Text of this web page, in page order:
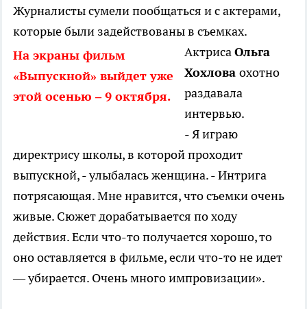
Журналисты сумели пообщаться и с актерами,
которые были задействованы в съемках.
На экраны фильм
«Выпускной» выйдет уже
этой осенью – 9 октября.
АктрисаОльга
Хохлова охотно
раздавала
интервью.
- Я играю
директрису школы, в которой проходит
выпускной, - улыбалась женщина. - Интрига
потрясающая. Мне нравится, что съемки очень
живые. Сюжет дорабатывается по ходу
действия. Если что-то получается хорошо, то
оно оставляется в фильме, если что-то не идет
— убирается. Очень много импровизации».